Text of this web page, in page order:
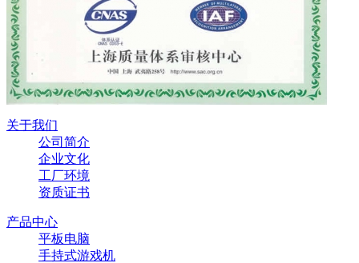
关于我们
公司简介
企业文化
工厂环境
资质证书
产品中心
平板电脑
手持式游戏机